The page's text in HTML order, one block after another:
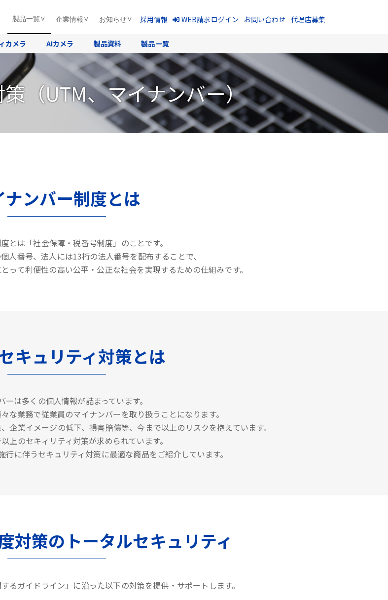
製品一覧
カメラ AIカメラ 製品資料 製品一覧
企業情報 お知らせ 採用情報 WEB請求ログイン お問い合わせ 代理店募集
（UTM、マイナンバー）
ナンバー制度とは
とは「社会保障・税番号制度」のことです。
人番号、法人には13桁の法人番号を配布することで、
って利便性の高い公平・公正な社会を実現するための仕組みです。
キュリティ対策とは
ーは多くの個人情報が詰まっています。
な業務で従業員のマイナンバーを取り扱うことになります。
企業イメージの低下、損害賠償等、今まで以上のリスクを抱えています。
上のセキィリティ対策が求められています。
に伴うセキュリティ対策に最適な商品をご紹介しています。
対策のトータルセキュリティ
るガイドライン」に沿った以下の対策を提供・サポートします。